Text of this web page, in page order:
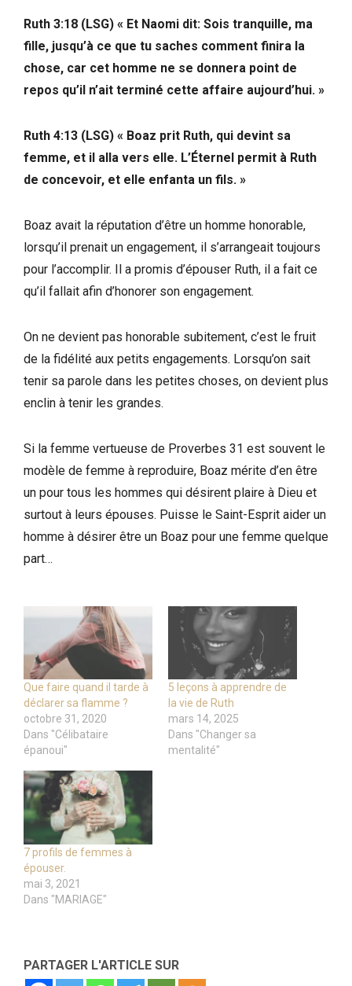
Ruth 3:18 (LSG) « Et Naomi dit: Sois tranquille, ma
fille, jusqu’à ce que tu saches comment finira la
chose, car cet homme ne se donnera point de
repos qu’il n’ait terminé cette affaire aujourd’hui. »
Ruth 4:13 (LSG) « Boaz prit Ruth, qui devint sa
femme, et il alla vers elle. L’Éternel permit à Ruth
de concevoir, et elle enfanta un fils. »
Boaz avait la réputation d’être un homme honorable,
lorsqu’il prenait un engagement, il s’arrangeait toujours
pour l’accomplir. Il a promis d’épouser Ruth, il a fait ce
qu’il fallait afin d’honorer son engagement.
On ne devient pas honorable subitement, c’est le fruit
de la fidélité aux petits engagements. Lorsqu’on sait
tenir sa parole dans les petites choses, on devient plus
enclin à tenir les grandes.
Si la femme vertueuse de Proverbes 31 est souvent le
modèle de femme à reproduire, Boaz mérite d’en être
un pour tous les hommes qui désirent plaire à Dieu et
surtout à leurs épouses. Puisse le Saint-Esprit aider un
homme à désirer être un Boaz pour une femme quelque
part…
Que faire quand il tarde à
déclarer sa flamme ?
octobre 31, 2020
Dans "Célibataire
épanoui"
5 leçons à apprendre de
la vie de Ruth
mars 14, 2025
Dans "Changer sa
mentalité"
7 profils de femmes à
épouser.
mai 3, 2021
Dans "MARIAGE"
PARTAGER L'ARTICLE SUR